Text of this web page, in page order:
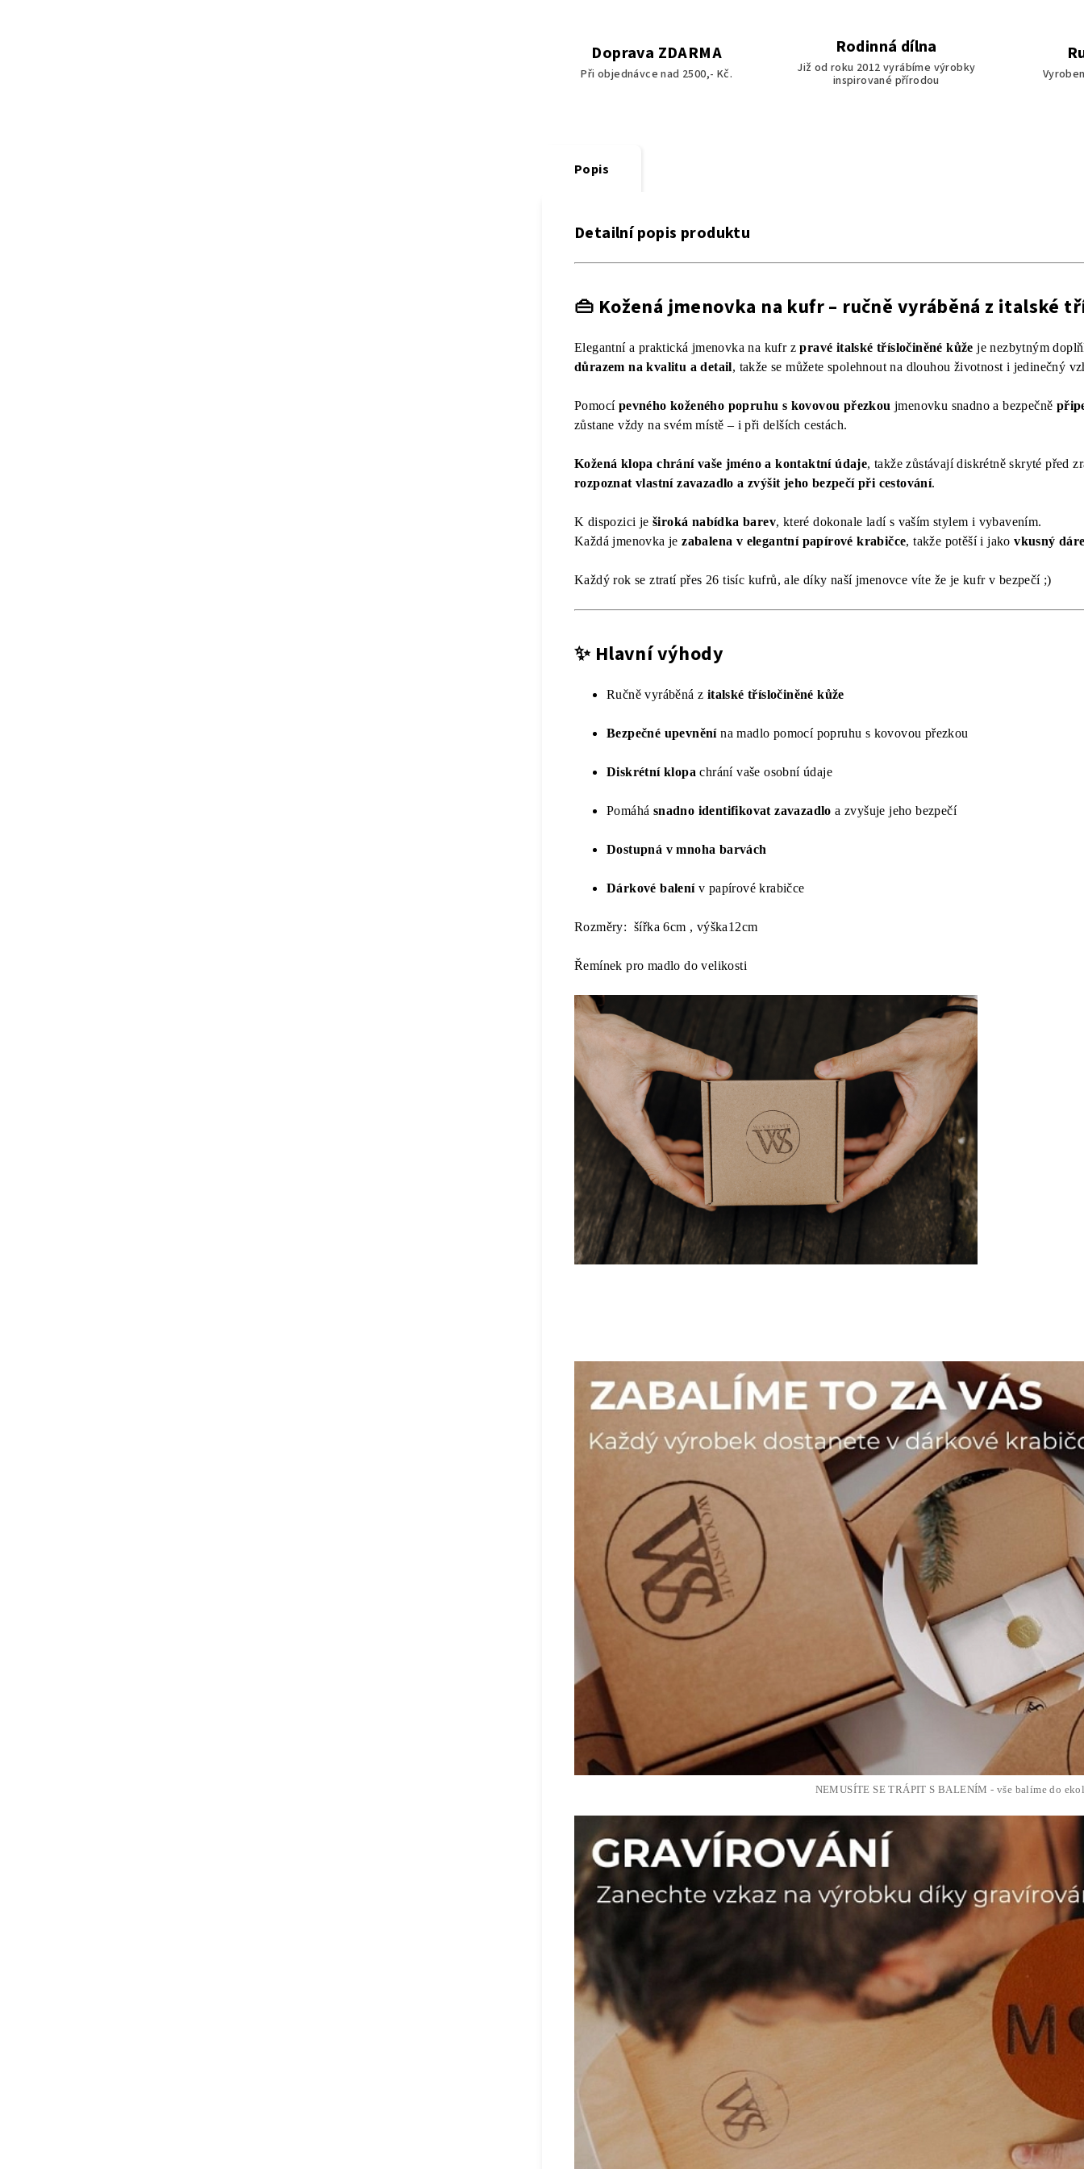
Doprava ZDARMA
Při objednávce nad 2500,- Kč.
Rodinná dílna
Již od roku 2012 vyrábíme výrobky
inspirované přírodou
Popis
Detailní popis produktu
👜 Kožená jmenovka na kufr – ručně vyráběná z italské
Elegantní a praktická jmenovka na kufr zpravé italské třísločiněné kůže je nezbytným
důrazem na kvalitu a detail, takže se můžete spolehnout na dlouhou životnost i jedinečný
Pomocí pevného koženého popruhu s kovovou přezkou jmenovku snadno a bezpečně
zůstane vždy na svém místě – i při delších cestách.
Kožená klopa chrání vaše jméno a kontaktní údaje, takže zůstávají diskrétně skryté před
rozpoznat vlastní zavazadlo a zvýšit jeho bezpečí při cestování.
K dispozici je široká nabídka barev, které dokonale ladí s vaším stylem i vybavením.
Každá jmenovka jezabalena v elegantní papírové krabičce, takže potěší i jakovkusný
Každý rok se ztratí přes 26 tisíc kufrů, ale díky naší jmenovce víte že je kufr v bezpečí ;)
✨ Hlavní výhody
Ručně vyráběná z italské třísločiněné kůže
Bezpečné upevněnína madlo pomocí popruhu s kovovou přezkou
Diskrétní klopa chrání vaše osobní údaje
Pomáhá snadno identifikovat zavazadlo a zvyšuje jeho bezpečí
Dostupná v mnoha barvách
Dárkové balenív papírové krabičce
Rozměry: šířka 6cm , výška12cm
Řemínek pro madlo do velikosti
NEMUSÍTE SE TRÁPIT S BALENÍM - vše balíme do